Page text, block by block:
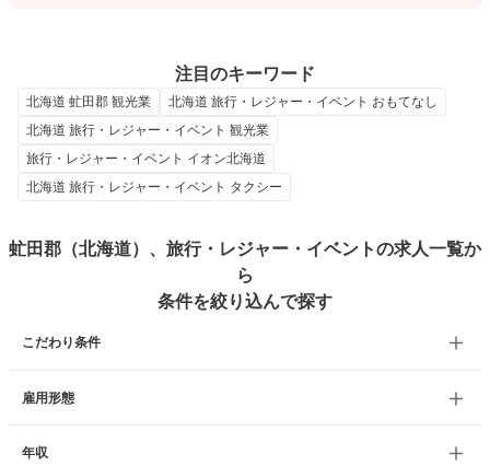
注目のキーワード
北海道 虻田郡 観光業
北海道 旅行・レジャー・イベント おもてなし
北海道 旅行・レジャー・イベント 観光業
旅行・レジャー・イベント イオン北海道
北海道 旅行・レジャー・イベント タクシー
虻田郡（北海道）、旅行・レジャー・イベントの求人一覧か
ら
条件を絞り込んで探す
こだわり条件
雇用形態
年収